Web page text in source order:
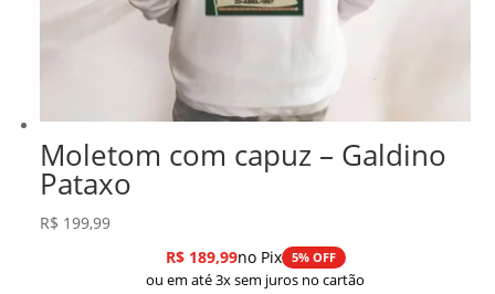
Moletom com capuz – Galdino
Pataxo
R$ 199,99
R$189,99no Pix 5% OFF
ou em até 3x sem juros no cartão